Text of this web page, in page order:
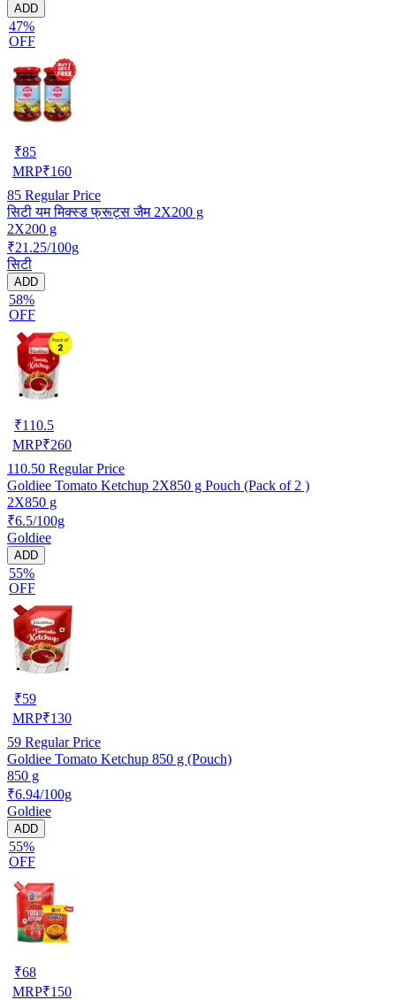
ADD
47%
OFF
₹85
MRP₹160
85 Regular Price
सिटी यम मिक्स्ड फ्रूट्स जैम 2X200 g
2X200 g
₹21.25/100g
सिटी
ADD
58%
OFF
₹110.5
MRP₹260
110.50 Regular Price
Goldiee Tomato Ketchup 2X850 g Pouch (Pack of 2 )
2X850 g
₹6.5/100g
Goldiee
ADD
55%
OFF
₹59
MRP₹130
59 Regular Price
Goldiee Tomato Ketchup 850 g (Pouch)
850 g
₹6.94/100g
Goldiee
ADD
55%
OFF
₹68
MRP₹150